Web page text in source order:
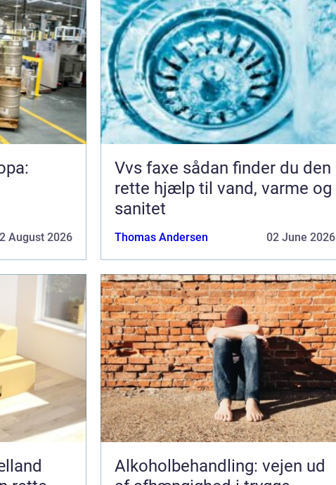
August 2026
Vvs faxe sådan finder du den
rette hjælp til vand, varme og
sanitet
Thomas Andersen 02 June 2026
Alkoholbehandling: vejen ud